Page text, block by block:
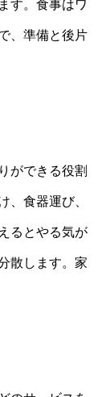
す。食事はワ
、準備と後片
ができる役割
、食器運び、
るとやる気が
散します。家